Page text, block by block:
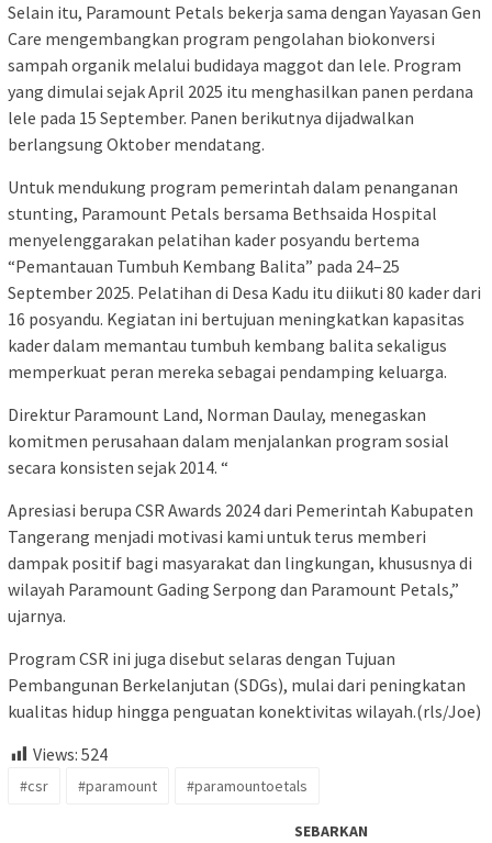
Selain itu, Paramount Petals bekerja sama dengan Yayasan Gen
Care mengembangkan program pengolahan biokonversi
sampah organik melalui budidaya maggot dan lele. Program
yang dimulai sejak April 2025 itu menghasilkan panen perdana
lele pada 15 September. Panen berikutnya dijadwalkan
berlangsung Oktober mendatang.
Untuk mendukung program pemerintah dalam penanganan
stunting, Paramount Petals bersama Bethsaida Hospital
menyelenggarakan pelatihan kader posyandu bertema
“Pemantauan Tumbuh Kembang Balita” pada 24–25
September 2025. Pelatihan di Desa Kadu itu diikuti 80 kader dari
16 posyandu. Kegiatan ini bertujuan meningkatkan kapasitas
kader dalam memantau tumbuh kembang balita sekaligus
memperkuat peran mereka sebagai pendamping keluarga.
Direktur Paramount Land, Norman Daulay, menegaskan
komitmen perusahaan dalam menjalankan program sosial
secara konsisten sejak 2014. “
Apresiasi berupa CSR Awards 2024 dari Pemerintah Kabupaten
Tangerang menjadi motivasi kami untuk terus memberi
dampak positif bagi masyarakat dan lingkungan, khususnya di
wilayah Paramount Gading Serpong dan Paramount Petals,”
ujarnya.
Program CSR ini juga disebut selaras dengan Tujuan
Pembangunan Berkelanjutan (SDGs), mulai dari peningkatan
kualitas hidup hingga penguatan konektivitas wilayah.(rls/Joe)
Views: 524
#csr #paramount #paramountoetals
SEBARKAN